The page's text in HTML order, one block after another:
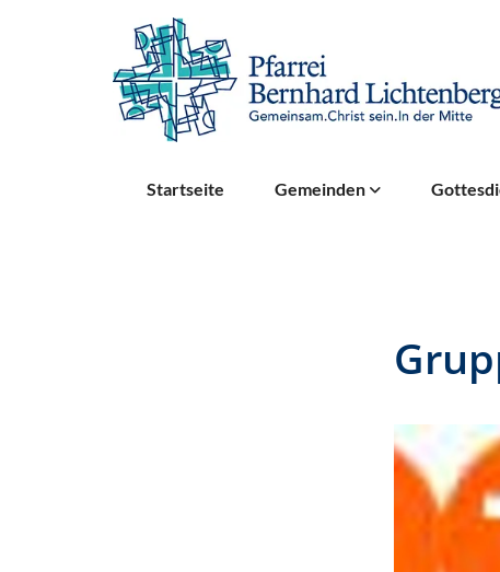
Startseite Gemeinden